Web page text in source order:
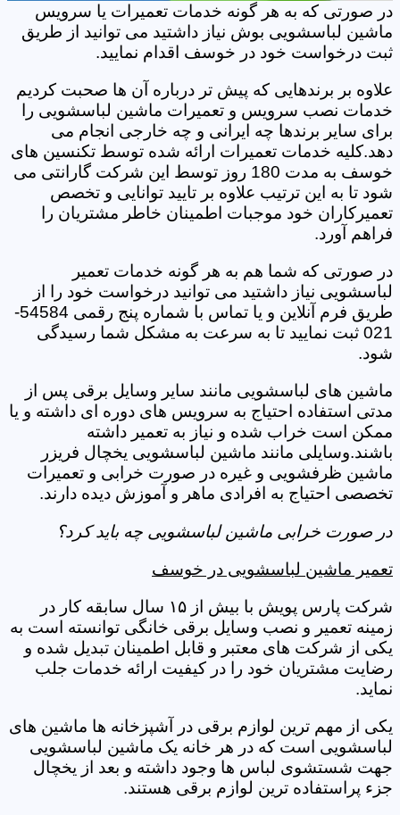
در صورتی که به هر گونه خدمات تعمیرات یا سرویس
ماشین لباسشویی بوش نیاز داشتید می توانید از طریق
ثبت درخواست خود در خوسف اقدام نمایید.
علاوه بر برندهایی که پیش تر درباره آن ها صحبت کردیم
خدمات نصب سرویس و تعمیرات ماشین لباسشویی را
برای سایر برندها چه ایرانی و چه خارجی انجام می
دهد.کلیه خدمات تعمیرات ارائه شده توسط تکنسین های
خوسف به مدت 180 روز توسط این شرکت گارانتی می
شود تا به این ترتیب علاوه بر تایید توانایی و تخصص
تعمیرکاران خود موجبات اطمینان خاطر مشتریان را
فراهم آورد.
در صورتی که شما هم به هر گونه خدمات تعمیر
لباسشویی نیاز داشتید می توانید درخواست خود را از
طریق فرم آنلاین و یا تماس با شماره پنج رقمی 54584-
021 ثبت نمایید تا به سرعت به مشکل شما رسیدگی
شود.
ماشین های لباسشویی مانند سایر وسایل برقی پس از
مدتی استفاده احتیاج به سرویس های دوره ای داشته و یا
ممکن است خراب شده و نیاز به تعمیر داشته
باشند.وسایلی مانند ماشین لباسشویی یخچال فریزر
ماشین ظرفشویی و غیره در صورت خرابی و تعمیرات
تخصصی احتیاج به افرادی ماهر و آموزش دیده دارند.
در صورت خرابی ماشین لباسشویی چه باید کرد؟
تعمیر ماشین لباسشویی در خوسف
شرکت پارس پویش با بیش از ۱۵ سال سابقه کار در
زمینه تعمیر و نصب وسایل برقی خانگی توانسته است به
یکی از شرکت های معتبر و قابل اطمینان تبدیل شده و
رضایت مشتریان خود را در کیفیت ارائه خدمات جلب
نماید.
یکی از مهم ترین لوازم برقی در آشپزخانه ها ماشین های
لباسشویی است که در هر خانه یک ماشین لباسشویی
جهت شستشوی لباس ها وجود داشته و بعد از یخچال
جزء پراستفاده ترین لوازم برقی هستند.